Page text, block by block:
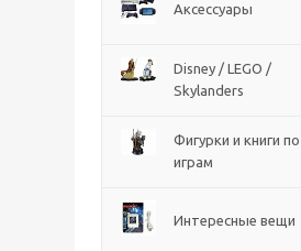
Аксессуары
Disney / LEGO /
Skylanders
Фигурки и книги по
играм
Интересные вещи
The Blood of